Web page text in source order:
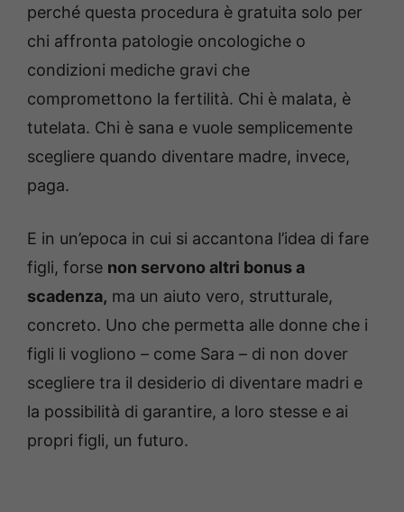
perché questa procedura è gratuita solo per
chi affronta patologie oncologiche o
condizioni mediche gravi che
compromettono la fertilità. Chi è malata, è
tutelata. Chi è sana e vuole semplicemente
scegliere quando diventare madre, invece,
paga.
E in un’epoca in cui si accantona l’idea di fare
figli, forse non servono altri bonus a
scadenza, ma un aiuto vero, strutturale,
concreto. Uno che permetta alle donne che i
figli li vogliono – come Sara – di non dover
scegliere tra il desiderio di diventare madri e
la possibilità di garantire, a loro stesse e ai
propri figli, un futuro.